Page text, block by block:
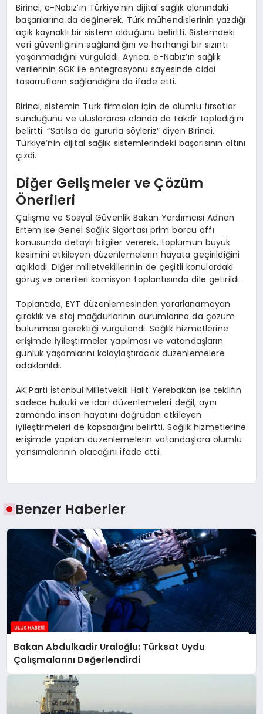
Birinci, e-Nabız’ın Türkiye’nin dijital sağlık alanındaki
başarılarına da değinerek, Türk mühendislerinin yazdığı
açık kaynaklı bir sistem olduğunu belirtti. Sistemdeki
veri güvenliğinin sağlandığını ve herhangi bir sızıntı
yaşanmadığını vurguladı. Ayrıca, e-Nabız’ın sağlık
verilerinin SGK ile entegrasyonu sayesinde ciddi
tasarrufların sağlandığını da ifade etti.
Birinci, sistemin Türk firmaları için de olumlu fırsatlar
sunduğunu ve uluslararası alanda da takdir topladığını
belirtti. “Satılsa da gururla söyleriz” diyen Birinci,
Türkiye’nin dijital sağlık sistemlerindeki başarısının altını
çizdi.
Diğer Gelişmeler ve Çözüm
Önerileri
Çalışma ve Sosyal Güvenlik Bakan Yardımcısı Adnan
Ertem ise Genel Sağlık Sigortası prim borcu affı
konusunda detaylı bilgiler vererek, toplumun büyük
kesimini etkileyen düzenlemelerin hayata geçirildiğini
açıkladı. Diğer milletvekillerinin de çeşitli konulardaki
görüş ve önerileri komisyon toplantısında dile getirildi.
Toplantıda, EYT düzenlemesinden yararlanamayan
çıraklık ve staj mağdurlarının durumlarına da çözüm
bulunması gerektiği vurgulandı. Sağlık hizmetlerine
erişimde iyileştirmeler yapılması ve vatandaşların
günlük yaşamlarını kolaylaştıracak düzenlemelere
odaklanıldı.
AK Parti İstanbul Milletvekili Halit Yerebakan ise teklifin
sadece hukuki ve idari düzenlemeleri değil, aynı
zamanda insan hayatını doğrudan etkileyen
iyileştirmeleri de kapsadığını belirtti. Sağlık hizmetlerine
erişimde yapılan düzenlemelerin vatandaşlara olumlu
yansımalarının olacağını ifade etti.
Benzer Haberler
Bakan Abdulkadir Uraloğlu: Türksat Uydu
Çalışmalarını Değerlendirdi